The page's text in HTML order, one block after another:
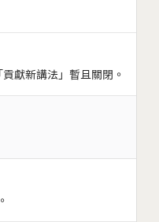
獻新講法」暫且關閉。